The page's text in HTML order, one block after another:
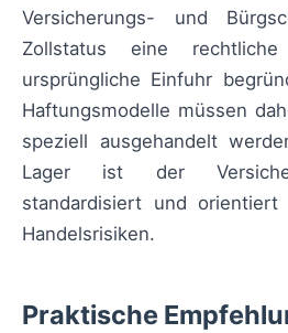
Versicherungs- und
Zollstatus eine
ursprüngliche Einfuhr
Haftungsmodelle müssen
speziell ausgehandelt
Lager ist der
standardisiert und
Handelsrisiken.
Praktische